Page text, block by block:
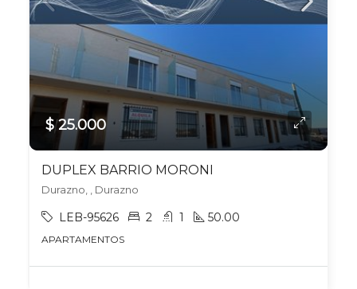
$ 25.000
DUPLEX BARRIO MORONI
Durazno, , Durazno
LEB-95626 2 1 50.00
APARTAMENTOS